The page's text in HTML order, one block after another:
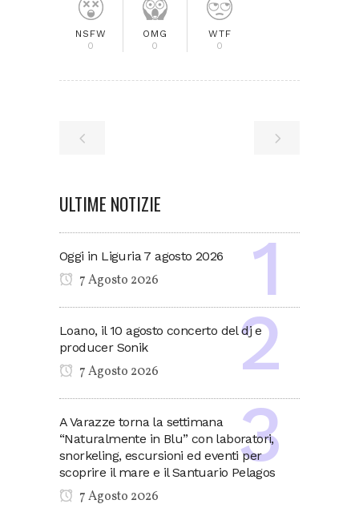
NSFW
0
OMG
0
WTF
0
ULTIME NOTIZIE
Oggi in Liguria 7 agosto 2026
7 Agosto 2026
Loano, il 10 agosto concerto del dj e
producer Sonik
7 Agosto 2026
A Varazze torna la settimana
“Naturalmente in Blu” con laboratori,
snorkeling, escursioni ed eventi per
scoprire il mare e il Santuario Pelagos
7 Agosto 2026